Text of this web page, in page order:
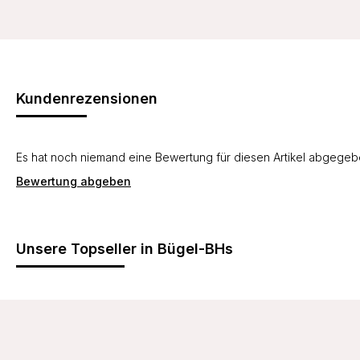
Kundenrezensionen
Es hat noch niemand eine Bewertung für diesen Artikel
Bewertung abgeben
Unsere Topseller in Bügel-BHs